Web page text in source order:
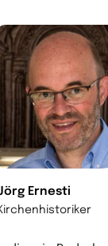
Ernesti